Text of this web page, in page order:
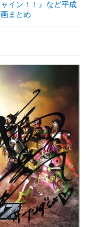
イン！！』など平成
まとめ